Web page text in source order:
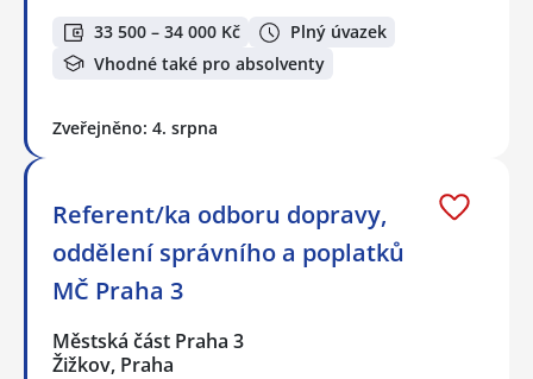
33 500 – 34 000 Kč
Plný úvazek
Vhodné také pro absolventy
Zveřejněno: 4. srpna
Referent/ka odboru dopravy,
oddělení správního a poplatků
MČ Praha 3
Městská část Praha 3
Žižkov, Praha